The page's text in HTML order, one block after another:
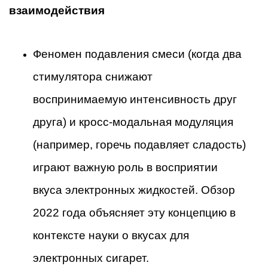
взаимодействия
Феномен подавления смеси (когда два
стимулятора снижают
воспринимаемую интенсивность друг
друга) и кросс-модальная модуляция
(например, горечь подавляет сладость)
играют важную роль в восприятии
вкуса электронных жидкостей. Обзор
2022 года объясняет эту концепцию в
контексте науки о вкусах для
электронных сигарет.